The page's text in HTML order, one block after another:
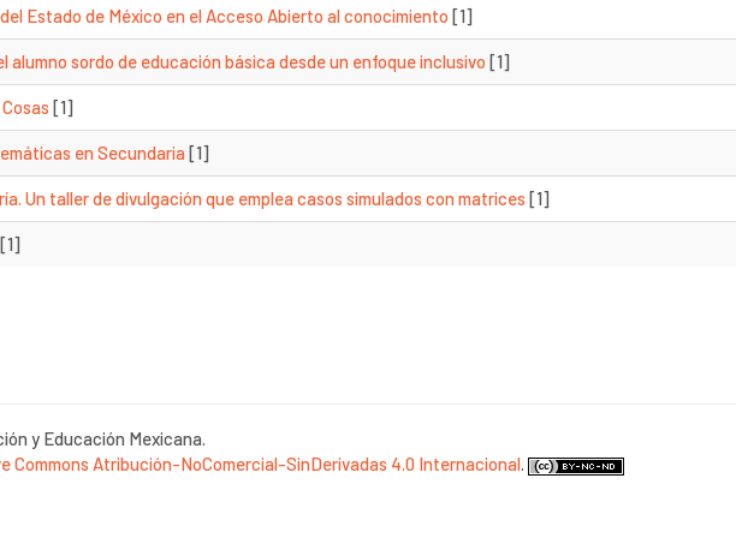
Estado de México en el Acceso Abierto al conocimiento [1]
alumno sordo de educación básica desde un enfoque inclusivo [1]
[1]
en Secundaria[1]
Un taller de divulgación que emplea casos simulados con matrices [1]
y Educación Mexicana.
Commons Atribución-NoComercial-SinDerivadas 4.0 Internacional.